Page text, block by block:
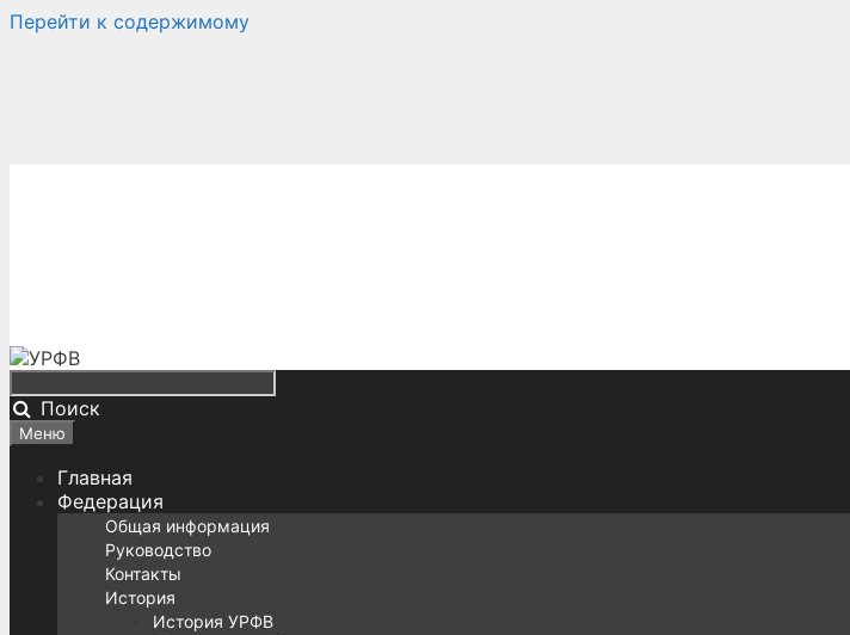
Перейти к содержимому
Поиск
Меню
Главная
Федерация
Общая информация
Руководство
Контакты
История
История УРФВ